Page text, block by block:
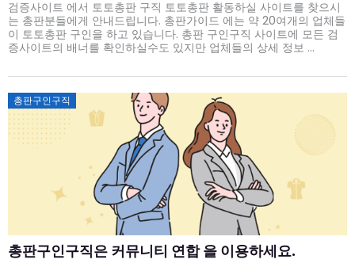
검증사이트 에서 토토총판 구직 토토총판 활동하실 사이트를 찾으시
는 총판분들에게 안내드립니다. 총판가이드 에는 약 20여개의 업체들
이 토토총판 구인을 하고 있습니다. 총판 구인구직 사이트에 모든 검
증사이트의 배너를 확인하실수도 있지만 업체들의 상세 정보 ...
총판구인구직
총판구인구직은 커뮤니티 연합 을 이용하세요.
Posted
on